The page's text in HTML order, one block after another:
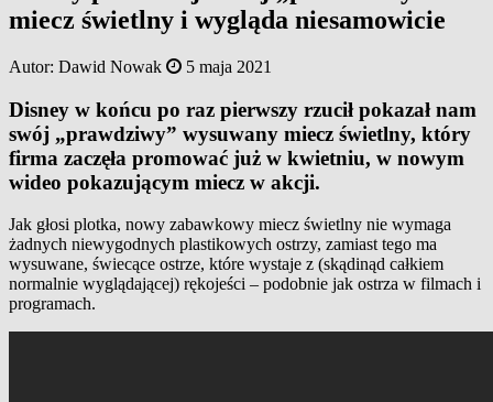
miecz świetlny i wygląda niesamowicie
Autor: Dawid Nowak 5 maja 2021
Disney w końcu po raz pierwszy rzucił pokazał nam
swój „prawdziwy” wysuwany miecz świetlny, który
firma zaczęła promować już w kwietniu, w nowym
wideo pokazującym miecz w akcji.
Jak głosi plotka, nowy zabawkowy miecz świetlny nie wymaga
żadnych niewygodnych plastikowych ostrzy, zamiast tego ma
wysuwane, świecące ostrze, które wystaje z (skądinąd całkiem
normalnie wyglądającej) rękojeści – podobnie jak ostrza w filmach i
programach.